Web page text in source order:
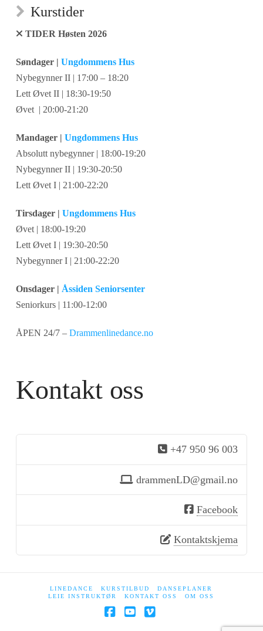
Kurstider
TIDER Høsten 2026
Søndager | Ungdommens Hus
Nybegynner II | 17:00 – 18:20
Lett Øvet II | 18:30-19:50
Øvet | 20:00-21:20
Mandager | Ungdommens Hus
Absolutt nybegynner | 18:00-19:20
Nybegynner II | 19:30-20:50
Lett Øvet I | 21:00-22:20
Tirsdager | Ungdommens Hus
Øvet | 18:00-19:20
Lett Øvet I | 19:30-20:50
Nybegynner I | 21:00-22:20
Onsdager | Åssiden Seniorsenter
Seniorkurs | 11:00-12:00
ÅPEN 24/7 – Drammenlinedance.no
Kontakt oss
+47 950 96 003
drammenLD@gmail.no
Facebook
Kontaktskjema
LINEDANCE KURSTILBUD
DANSEPLANER
LEIE INSTRUKTØR
KONTAKT OSS OM OSS